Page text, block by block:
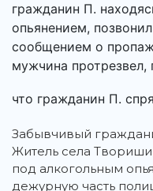
гражданин П.
опьянением,
сообщением о
мужчина протрезвел,
что гражданин П.
Забывчивый
Житель села
под алкогольным
дежурную часть